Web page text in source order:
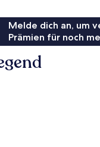
Melde dich an, um
Prämien für noch